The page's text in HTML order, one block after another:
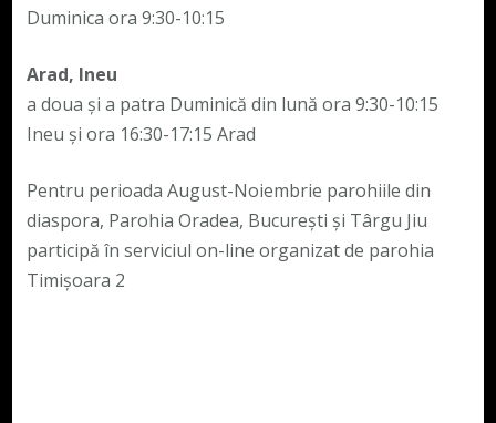
Duminica ora 9:30-10:15
Arad, Ineu
a doua și a patra Duminică din lună ora 9:30-10:15
Ineu și ora 16:30-17:15 Arad
Pentru perioada August-Noiembrie parohiile din
diaspora, Parohia Oradea, București și Târgu Jiu
participă în serviciul on-line organizat de parohia
Timișoara 2